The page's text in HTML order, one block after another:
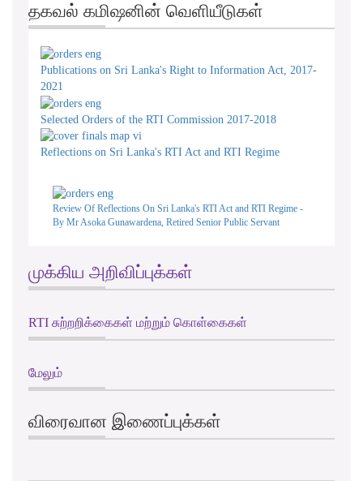
தகவல் கமிஷனின் வெளியீடுகள்
Publications on Sri Lanka's Right to Information Act, 2017-
2021
Selected Orders of the RTI Commission 2017-2018
Reflections on Sri Lanka's RTI Act and RTI Regime
Review Of Reflections On Sri Lanka's RTI Act and RTI Regime -
By Mr Asoka Gunawardena, Retired Senior Public Servant
முக்கிய அறிவிப்புக்கள்
RTI சுற்றறிக்கைகள் மற்றும் கொள்கைகள்
மேலும்
விரைவான இணைப்புக்கள்